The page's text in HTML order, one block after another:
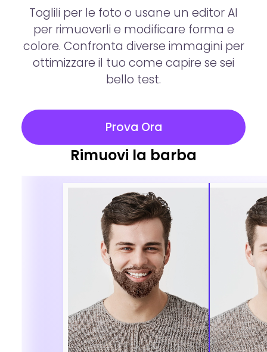
Toglili per le foto o usane un editor AI
per rimuoverli e modificare forma e
colore. Confronta diverse immagini per
ottimizzare il tuo come capire se sei
bello test.
Prova Ora
Rimuovi la barba